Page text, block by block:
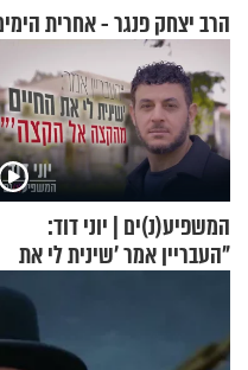
הרב יצחק פנגר - אחרית
המשפיע(נ)ים | יוני דוד:
"העבריין אמר 'שינית לי את